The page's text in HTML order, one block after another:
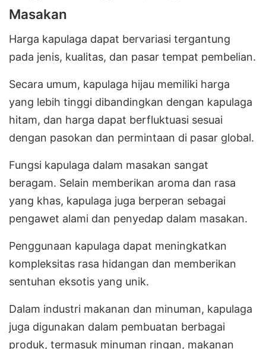
Masakan
Harga kapulaga dapat bervariasi tergantung
pada jenis, kualitas, dan pasar tempat pembelian.
Secara umum, kapulaga hijau memiliki harga
yang lebih tinggi dibandingkan dengan kapulaga
hitam, dan harga dapat berfluktuasi sesuai
dengan pasokan dan permintaan di pasar global.
Fungsi kapulaga dalam masakan sangat
beragam. Selain memberikan aroma dan rasa
yang khas, kapulaga juga berperan sebagai
pengawet alami dan penyedap dalam masakan.
Penggunaan kapulaga dapat meningkatkan
kompleksitas rasa hidangan dan memberikan
sentuhan eksotis yang unik.
Dalam industri makanan dan minuman, kapulaga
juga digunakan dalam pembuatan berbagai
produk, termasuk minuman ringan, makanan